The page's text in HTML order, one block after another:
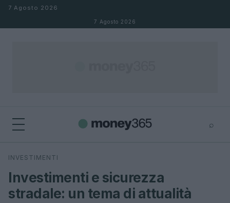
Salta al contenuto
7 Agosto 2026
7 Agosto 2026
⌕
Cerca
INVESTIMENTI
Investimenti e sicurezza
stradale: un tema di attualità